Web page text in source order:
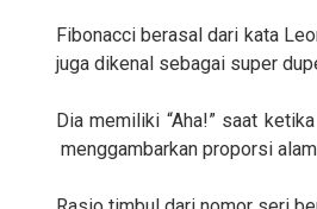
Fibonacci berasal dari kata
juga dikenal sebagai super
Dia memiliki “Aha!” saat
menggambarkan proporsi